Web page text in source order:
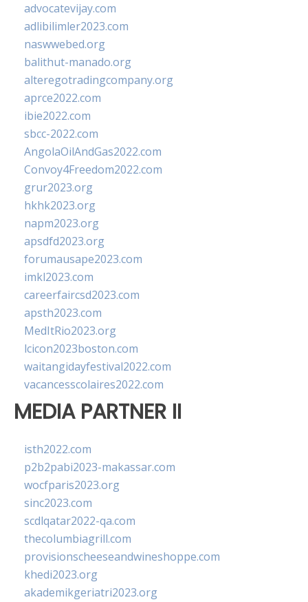
advocatevijay.com
adlibilimler2023.com
naswwebed.org
balithut-manado.org
alteregotradingcompany.org
aprce2022.com
ibie2022.com
sbcc-2022.com
AngolaOilAndGas2022.com
Convoy4Freedom2022.com
grur2023.org
hkhk2023.org
napm2023.org
apsdfd2023.org
forumausape2023.com
imkl2023.com
careerfaircsd2023.com
apsth2023.com
MedItRio2023.org
lcicon2023boston.com
waitangidayfestival2022.com
vacancesscolaires2022.com
MEDIA PARTNER II
isth2022.com
p2b2pabi2023-makassar.com
wocfparis2023.org
sinc2023.com
scdlqatar2022-qa.com
thecolumbiagrill.com
provisionscheeseandwineshoppe.com
khedi2023.org
akademikgeriatri2023.org